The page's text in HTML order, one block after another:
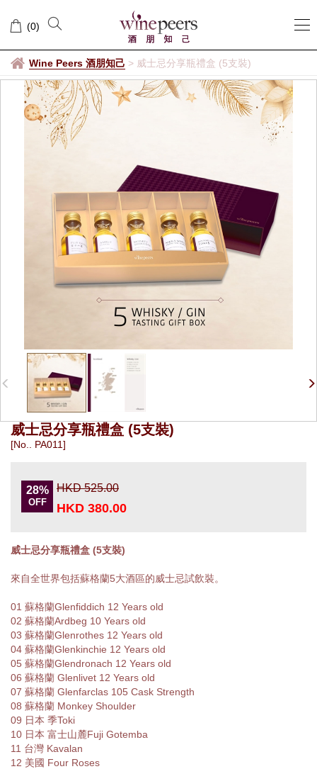
(0)
Wine Peers 酒朋知己 > 威士忌分享瓶禮盒 (5支裝)
威士忌分享瓶禮盒 (5支裝)
[No.. PA011]
28%
OFF
HKD 525.00
HKD 380.00
威士忌分享瓶禮盒 (5支裝)
來自全世界包括蘇格蘭5大酒區的威士忌試飲裝。
01 蘇格蘭Glenfiddich 12 Years old
02 蘇格蘭Ardbeg 10 Years old
03 蘇格蘭Glenrothes 12 Years old
04 蘇格蘭Glenkinchie 12 Years old
05 蘇格蘭Glendronach 12 Years old
06 蘇格蘭 Glenlivet 12 Years old
07 蘇格蘭 Glenfarclas 105 Cask Strength
08 蘇格蘭 Monkey Shoulder
09 日本 季Toki
10 日本 富士山麓Fuji Gotemba
11 台灣 Kavalan
12 美國 Four Roses